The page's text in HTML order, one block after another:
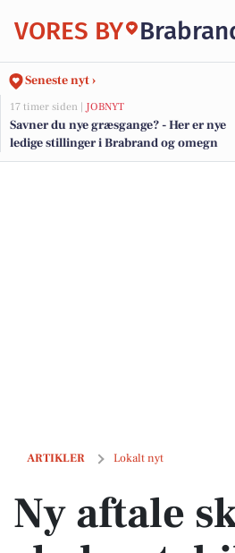
VORES BY
Seneste nyt ›
17 timer siden | JOBNYT
Savner du nye græsgange? - Her er nye
ledige stillinger i Brabrand og omegn
ARTIKLER Lokalt nyt
Ny aftale skal skabe stabilitet for
Ny aftale